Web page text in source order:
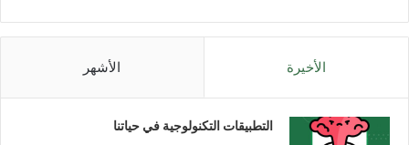
الأخيرة الأشهر
التطبيقات التكنولوجية في حياتنا